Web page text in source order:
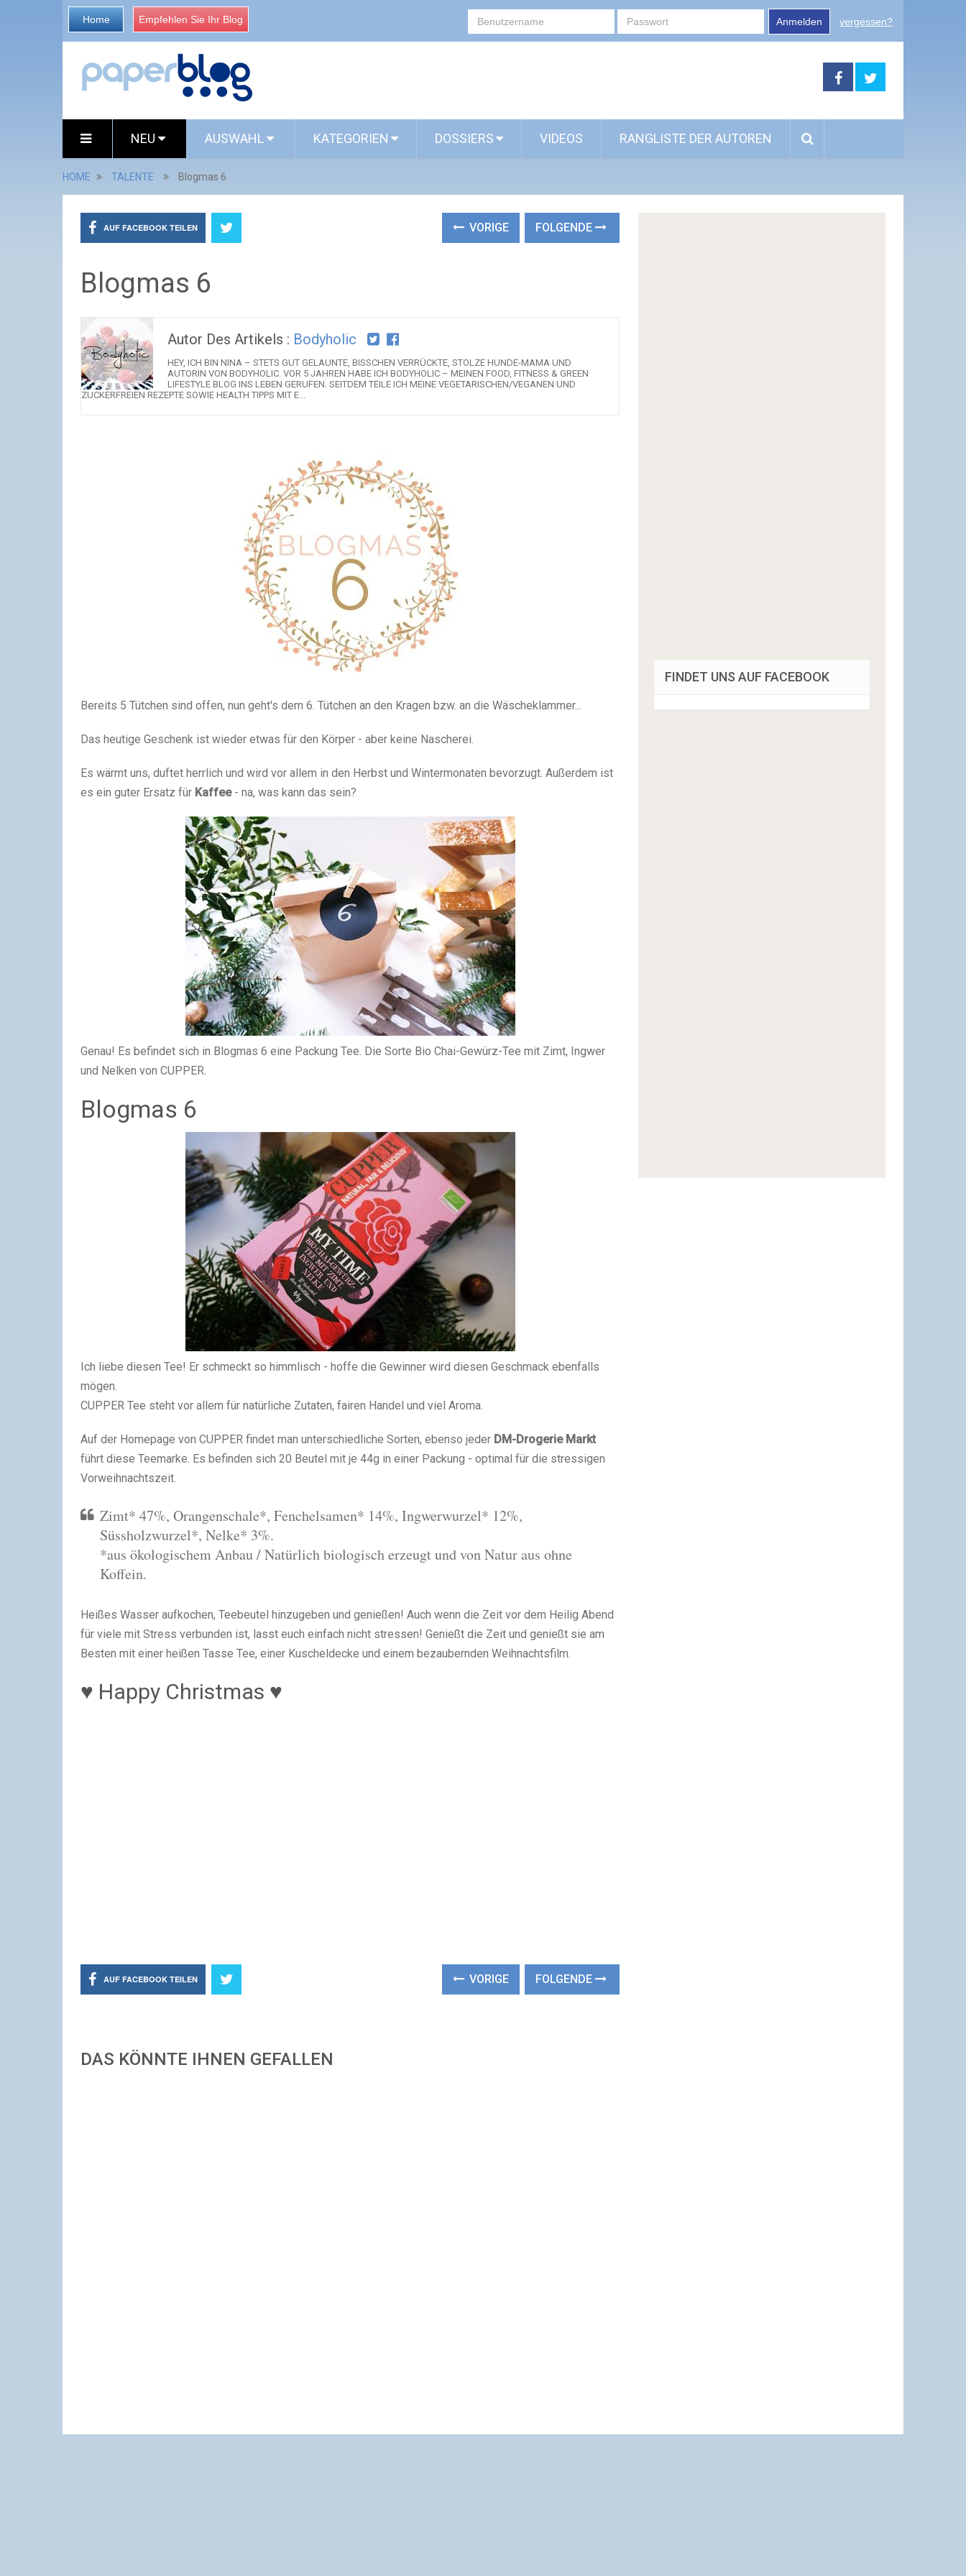
Home Empfehlen Sie Ihr Blog Anmelden vergessen?
NEU AUSWAHL KATEGORIEN DOSSIERS VIDEOS RANGLISTE DER AUTOREN
HOME TALENTE Blogmas 6
AUF FACEBOOK TEILEN VORIGE FOLGENDE
Blogmas 6
Autor Des Artikels : Bodyholic
HEY, ICH BIN NINA – STETS GUT GELAUNTE, BISSCHEN VERRÜCKTE, STOLZE HUNDE-MAMA UND
AUTORIN VON BODYHOLIC. VOR 5 JAHREN HABE ICH BODYHOLIC – MEINEN FOOD, FITNESS & GREEN
LIFESTYLE BLOG INS LEBEN GERUFEN. SEITDEM TEILE ICH MEINE VEGETARISCHEN/VEGANEN UND
ZUCKERFREIEN REZEPTE SOWIE HEALTH TIPPS MIT E...
Bereits 5 Tütchen sind offen, nun geht's dem 6. Tütchen an den Kragen bzw. an die Wäscheklammer...
Das heutige Geschenk ist wieder etwas für den Körper - aber keine Nascherei.
Es wärmt uns, duftet herrlich und wird vor allem in den Herbst und Wintermonaten bevorzugt. Außerdem ist
es ein guter Ersatz für Kaffee- na, was kann das sein?
Genau! Es befindet sich in Blogmas 6 eine Packung Tee. Die Sorte Bio Chai-Gewürz-Tee mit Zimt, Ingwer
und Nelken von CUPPER.
Blogmas 6
Ich liebe diesen Tee! Er schmeckt so himmlisch - hoffe die Gewinner wird diesen Geschmack ebenfalls
mögen.
CUPPER Tee steht vor allem für natürliche Zutaten, fairen Handel und viel Aroma.
Auf der Homepage von CUPPER findet man unterschiedliche Sorten, ebenso jeder DM-Drogerie Markt
führt diese Teemarke. Es befinden sich 20 Beutel mit je 44g in einer Packung - optimal für die stressigen
Vorweihnachtszeit.
Zimt* 47%, Orangenschale*, Fenchelsamen* 14%, Ingwerwurzel* 12%,
Süssholzwurzel*, Nelke* 3%.
*aus ökologischem Anbau / Natürlich biologisch erzeugt und von Natur aus ohne
Koffein.
Heißes Wasser aufkochen, Teebeutel hinzugeben und genießen! Auch wenn die Zeit vor dem Heilig Abend
für viele mit Stress verbunden ist, lasst euch einfach nicht stressen! Genießt die Zeit und genießt sie am
Besten mit einer heißen Tasse Tee, einer Kuscheldecke und einem bezaubernden Weihnachtsfilm.
♥ Happy Christmas ♥
AUF FACEBOOK TEILEN VORIGE FOLGENDE
DAS KÖNNTE IHNEN GEFALLEN
FINDET UNS AUF FACEBOOK